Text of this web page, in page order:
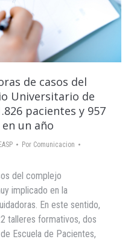
de casos del
Universitario de
pacientes y 957
un año
Por Comunicacion
del complejo
implicado en la
En este sentido,
talleres formativos, dos
Escuela de Pacientes,